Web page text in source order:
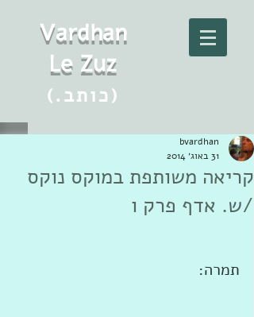
Vardhan
Le Zuz
(.כותב)
קריאה משותפת במוקס נוקס
/ש. אדף פרק ו
bvardhan
31 באוג׳ 2014
תמרה: